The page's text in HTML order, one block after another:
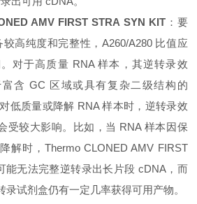
AMV FIRST STRA SYN KIT：要
高纯度和完整性，A260/A280 比值应
对于高质量 RNA 样本，其逆转录效
含 GC 区域或具有复杂二级结构的
低质量或降解 RNA 样本时，逆转录效
受较大影响。比如，当 RNA 样本因保
解时，Thermo CLONED AMV FIRST
能无法完整逆转录出长片段 cDNA，而
录试剂盒仍有一定几率获得可用产物。